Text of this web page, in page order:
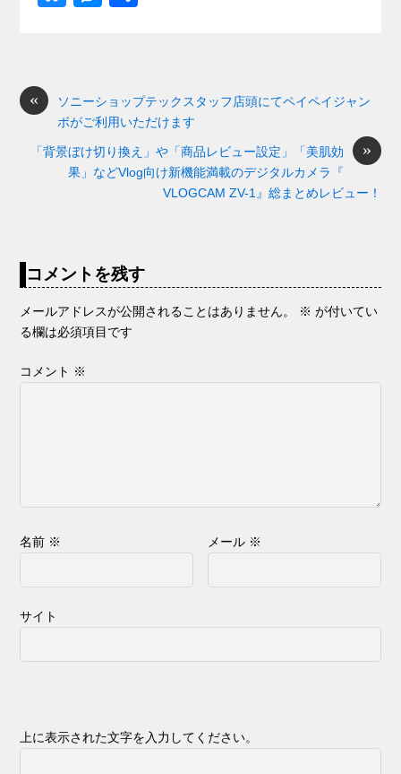
c
o
o
k
s
y
n
g
er
«
ソニーショップテックスタッフ店頭にてペイペイジャン
ボがご利用いただけます
»
「背景ぼけ切り換え」や「商品レビュー設定」「美肌効
果」などVlog向け新機能満載のデジタルカメラ『
VLOGCAM ZV-1』総まとめレビュー！
コメントを残す
メールアドレスが公開されることはありません。 ※ が付いてい
る欄は必須項目です
コメント ※
名前 ※ メール ※
サイト
上に表示された文字を入力してください。